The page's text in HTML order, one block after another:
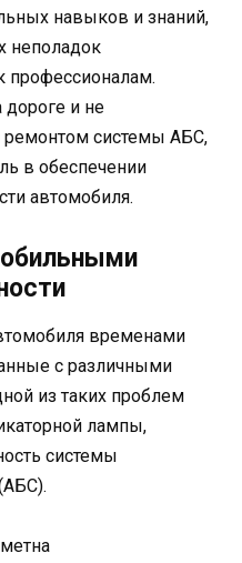
навыков и знаний,
неполадок
профессионалам.
дороге и не
ремонтом системы АБС,
в обеспечении
автомобиля.
временами
с различными
из таких проблем
лампы,
системы